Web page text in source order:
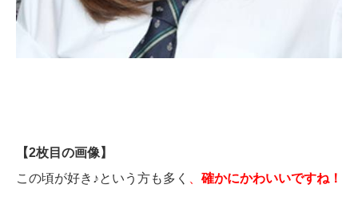
【2枚目の画像】
この頃が好き♪という方も多く
確かにかわいいですね！